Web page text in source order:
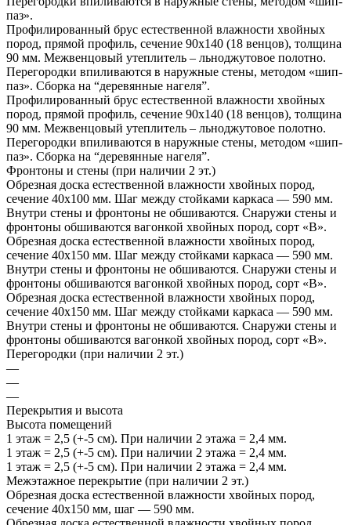
паз».
Профилированный брус естественной влажности хвойных
пород, прямой профиль, сечение 90х140 (18 венцов), толщина
90 мм. Межвенцовый утеплитель – льноджутовое полотно.
Перегородки впиливаются в наружные стены, методом «шип-
паз». Сборка на “деревянные нагеля”.
Профилированный брус естественной влажности хвойных
пород, прямой профиль, сечение 90х140 (18 венцов), толщина
90 мм. Межвенцовый утеплитель – льноджутовое полотно.
Перегородки впиливаются в наружные стены, методом «шип-
паз». Сборка на “деревянные нагеля”.
Фронтоны и стены (при наличии 2 эт.)
Обрезная доска естественной влажности хвойных пород,
сечение 40х100 мм. Шаг между стойками каркаса — 590 мм.
Внутри стены и фронтоны не обшиваются. Снаружи стены и
фронтоны обшиваются вагонкой хвойных пород, сорт «В».
Обрезная доска естественной влажности хвойных пород,
сечение 40х150 мм. Шаг между стойками каркаса — 590 мм.
Внутри стены и фронтоны не обшиваются. Снаружи стены и
фронтоны обшиваются вагонкой хвойных пород, сорт «В».
Обрезная доска естественной влажности хвойных пород,
сечение 40х150 мм. Шаг между стойками каркаса — 590 мм.
Внутри стены и фронтоны не обшиваются. Снаружи стены и
фронтоны обшиваются вагонкой хвойных пород, сорт «В».
Перегородки (при наличии 2 эт.)
—
—
—
Перекрытия и высота
Высота помещений
1 этаж = 2,5 (+-5 см). При наличии 2 этажа = 2,4 мм.
1 этаж = 2,5 (+-5 см). При наличии 2 этажа = 2,4 мм.
1 этаж = 2,5 (+-5 см). При наличии 2 этажа = 2,4 мм.
Межэтажное перекрытие (при наличии 2 эт.)
Обрезная доска естественной влажности хвойных пород,
сечение 40х150 мм, шаг — 590 мм.